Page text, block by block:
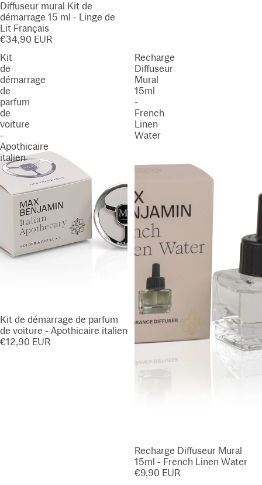
Diffuseur mural Kit de
démarrage 15 ml - Linge de
Lit Français
€34,90 EUR
Kit
de
démarrage
de
parfum
de
voiture
-
Apothicaire
italien
Kit de démarrage de parfum
de voiture - Apothicaire italien
€12,90 EUR
Recharge
Diffuseur
Mural
15ml
-
French
Linen
Water
Recharge Diffuseur Mural
15ml - French Linen Water
€9,90 EUR